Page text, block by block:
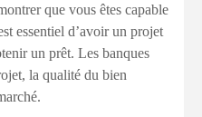
que vous êtes capable
essentiel d’avoir un projet
un prêt. Les banques
la qualité du bien